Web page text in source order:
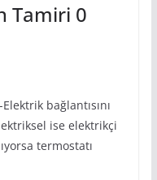
Tamiri 0
bağlantısını
ise elektrikçi
termostatı